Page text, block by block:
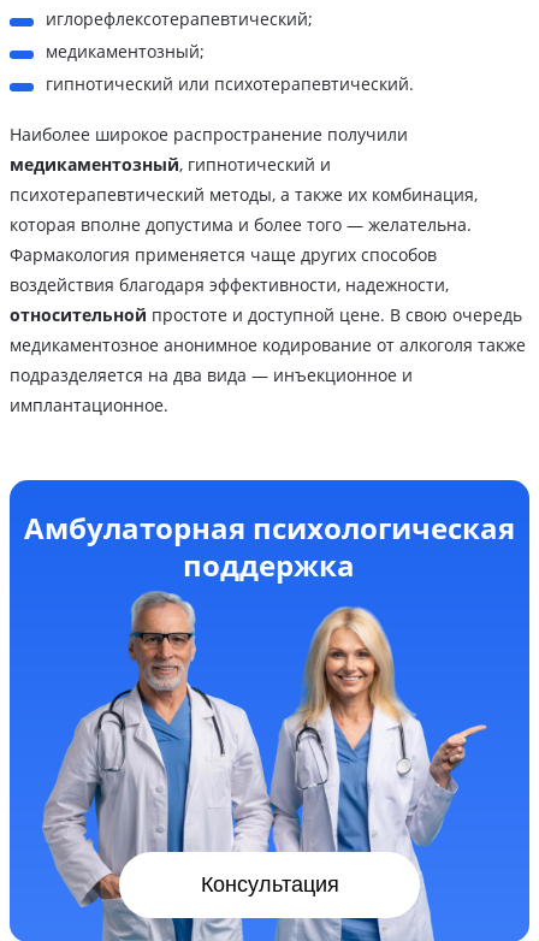
иглорефлексотерапевтический;
медикаментозный;
гипнотический или психотерапевтический.
Наиболее широкое распространение получили
медикаментозный, гипнотический и
психотерапевтический методы, а также их комбинация,
которая вполне допустима и более того — желательна.
Фармакология применяется чаще других способов
воздействия благодаря эффективности, надежности,
относительной простоте и доступной цене. В свою очередь
медикаментозное анонимное кодирование от алкоголя также
подразделяется на два вида — инъекционное и
имплантационное.
Амбулаторная психологическая
поддержка
Консультация